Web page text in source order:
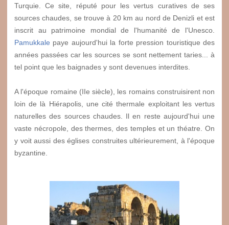
Turquie. Ce site, réputé pour les vertus curatives de ses
sources chaudes, se trouve à 20 km au nord de Denizli et est
inscrit au patrimoine mondial de l'humanité de l'Unesco.
Pamukkale paye aujourd'hui la forte pression touristique des
années passées car les sources se sont nettement taries... à
tel point que les baignades y sont devenues interdites.
A l'époque romaine (IIe siècle), les romains construisirent non
loin de là Hiérapolis, une cité thermale exploitant les vertus
naturelles des sources chaudes. Il en reste aujourd'hui une
vaste nécropole, des thermes, des temples et un théatre. On
y voit aussi des églises construites ultérieurement, à l'époque
byzantine.